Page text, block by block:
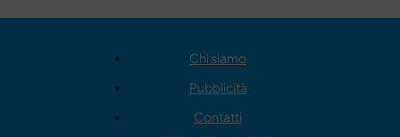
Chi siamo
Pubblicità
Contatti